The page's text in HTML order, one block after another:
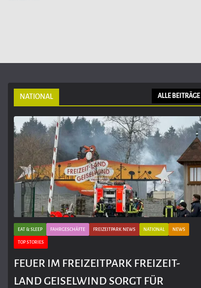
NATIONAL ALLE BEITRÄGE
EAT & SLEEP FAHRGESCHÄFTE FREIZEITPARK NEWS NATIONAL NEWS
TOP STORIES
FEUER IM FREIZEITPARK FREIZEIT-
LAND GEISELWIND SORGT FÜR